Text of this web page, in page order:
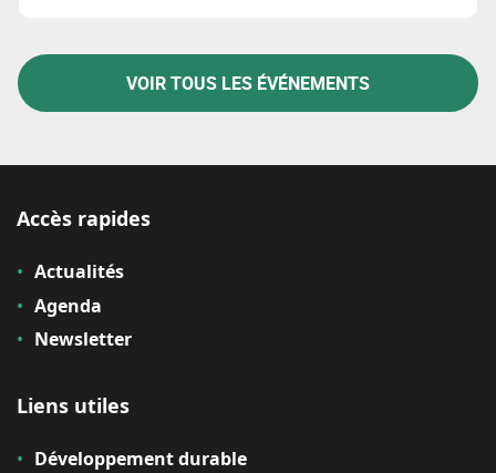
VOIR TOUS LES ÉVÉNEMENTS
Accès rapides
Actualités
Agenda
Newsletter
Liens utiles
Développement durable